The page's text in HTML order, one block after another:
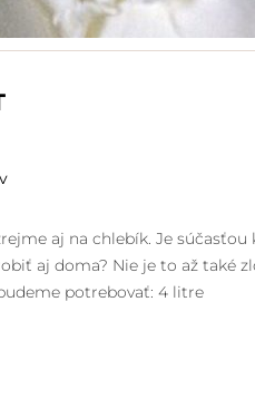
aj na chlebík. Je súčasťou
aj doma? Nie je to až také
potrebovať: 4 litre